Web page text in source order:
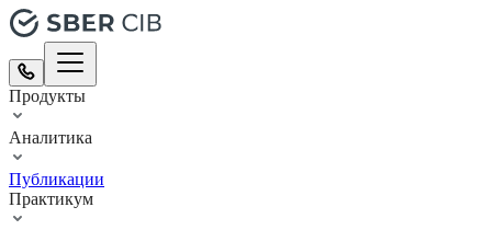
Продукты
Аналитика
Публикации
Практикум